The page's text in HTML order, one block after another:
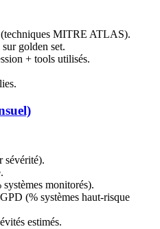
(techniques MITRE ATLAS).
golden set.
+ tools utilisés.
sévérité).
monitorés).
(% systèmes haut-risque
estimés.